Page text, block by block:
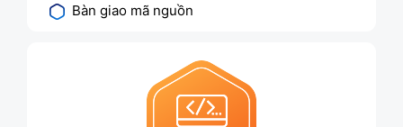
Bàn giao mã nguồn